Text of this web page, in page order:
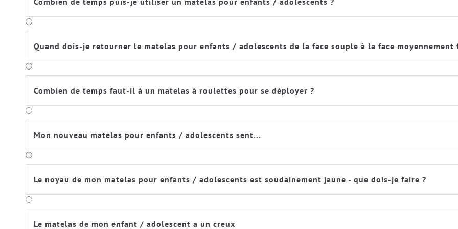
Quand dois-je retourner le matelas pour enfants / adolescents de la face souple à la face moyennement
Combien de temps faut-il à un matelas à roulettes pour se déployer ?
Mon nouveau matelas pour enfants / adolescents sent...
Le noyau de mon matelas pour enfants / adolescents est soudainement jaune - que dois-je faire ?
Le matelas de mon enfant / adolescent a un creux